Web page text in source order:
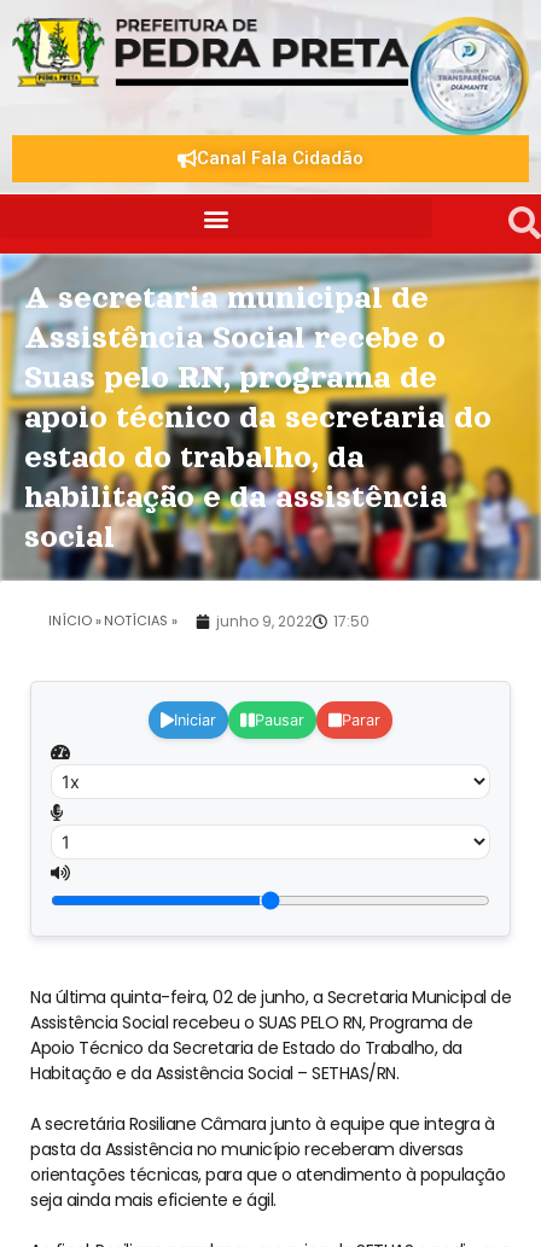
Canal Fala Cidadão
A secretaria municipal de
Assistência Social recebe o
Suas pelo RN, programa de
apoio técnico da secretaria do
estado do trabalho, da
habilitação e da assistência
social.
junho 9, 2022 17:50
INÍCIO »NOTÍCIAS »
Iniciar Pausar Parar
Na última quinta-feira, 02 de junho, a Secretaria Municipal de
Assistência Social recebeu o SUAS PELO RN, Programa de
Apoio Técnico da Secretaria de Estado do Trabalho, da
Habitação e da Assistência Social – SETHAS/RN.
A secretária Rosiliane Câmara junto à equipe que integra à
pasta da Assistência no município receberam diversas
orientações técnicas, para que o atendimento à população
seja ainda mais eficiente e ágil.